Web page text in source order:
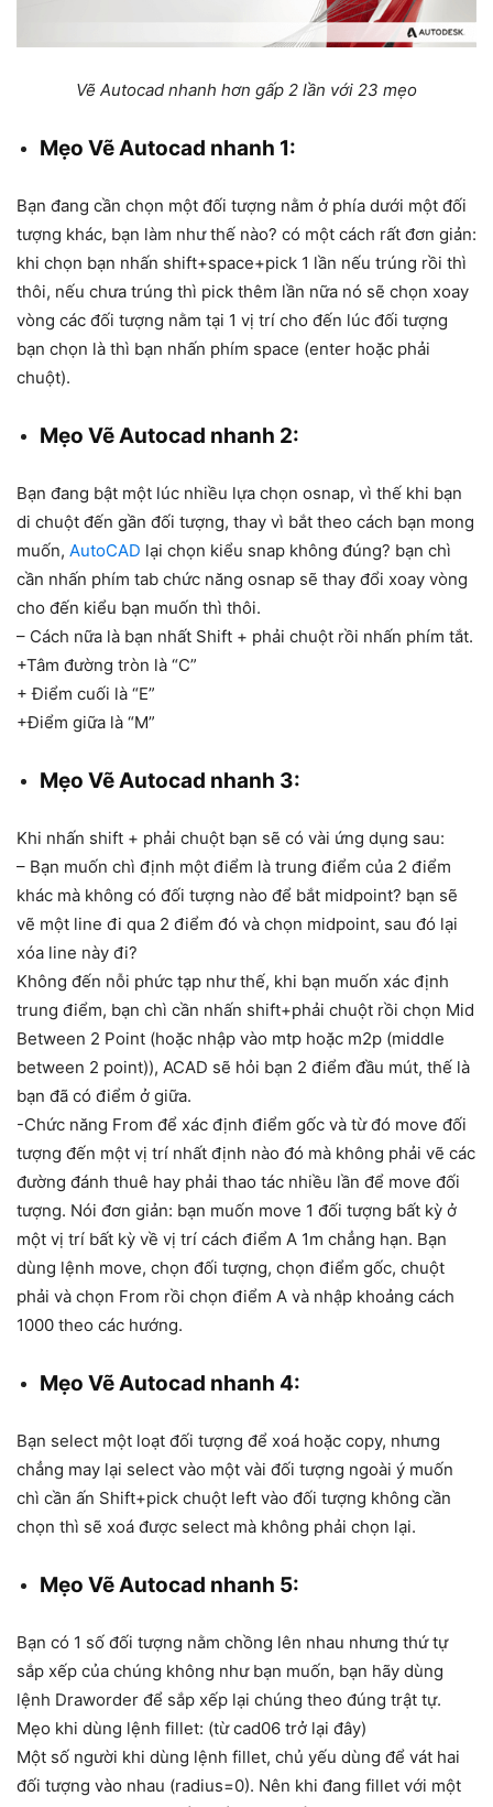
Vẽ Autocad nhanh hơn gấp 2 lần với 23 mẹo
Mẹo Vẽ Autocad nhanh 1:
Bạn đang cần chọn một đối tượng nằm ở phía dưới một đối
tượng khác, bạn làm như thế nào? có một cách rất đơn giản:
khi chọn bạn nhấn shift+space+pick 1 lần nếu trúng rồi thì
thôi, nếu chưa trúng thì pick thêm lần nữa nó sẽ chọn xoay
vòng các đối tượng nằm tại 1 vị trí cho đến lúc đối tượng
bạn chọn là thì bạn nhấn phím space (enter hoặc phải
chuột).
Mẹo Vẽ Autocad nhanh 2:
Bạn đang bật một lúc nhiều lựa chọn osnap, vì thế khi bạn
di chuột đến gần đối tượng, thay vì bắt theo cách bạn mong
muốn, AutoCAD lại chọn kiểu snap không đúng? bạn chì
cần nhấn phím tab chức năng osnap sẽ thay đổi xoay vòng
cho đến kiểu bạn muốn thì thôi.
– Cách nữa là bạn nhất Shift + phải chuột rồi nhấn phím tắt.
+Tâm đường tròn là “C”
+ Điểm cuối là “E”
+Điểm giữa là “M”
Mẹo Vẽ Autocad nhanh 3:
Khi nhấn shift + phải chuột bạn sẽ có vài ứng dụng sau:
– Bạn muốn chì định một điểm là trung điểm của 2 điểm
khác mà không có đối tượng nào để bắt midpoint? bạn sẽ
vẽ một line đi qua 2 điểm đó và chọn midpoint, sau đó lại
xóa line này đi?
Không đến nỗi phức tạp như thế, khi bạn muốn xác định
trung điểm, bạn chì cần nhấn shift+phải chuột rồi chọn Mid
Between 2 Point (hoặc nhập vào mtp hoặc m2p (middle
between 2 point)), ACAD sẽ hỏi bạn 2 điểm đầu mút, thế là
bạn đã có điểm ở giữa.
-Chức năng From để xác định điểm gốc và từ đó move đối
tượng đến một vị trí nhất định nào đó mà không phải vẽ các
đường đánh thuê hay phải thao tác nhiều lần để move đối
tượng. Nói đơn giản: bạn muốn move 1 đối tượng bất kỳ ở
một vị trí bất kỳ về vị trí cách điểm A 1m chẳng hạn. Bạn
dùng lệnh move, chọn đối tượng, chọn điểm gốc, chuột
phải và chọn From rồi chọn điểm A và nhập khoảng cách
1000 theo các hướng.
Mẹo Vẽ Autocad nhanh 4:
Bạn select một loạt đối tượng để xoá hoặc copy, nhưng
chẳng may lại select vào một vài đối tượng ngoài ý muốn
chì cần ấn Shift+pick chuột left vào đối tượng không cần
chọn thì sẽ xoá được select mà không phải chọn lại.
Mẹo Vẽ Autocad nhanh 5:
Bạn có 1 số đối tượng nằm chồng lên nhau nhưng thứ tự
sắp xếp của chúng không như bạn muốn, bạn hãy dùng
lệnh Draworder để sắp xếp lại chúng theo đúng trật tự.
Mẹo khi dùng lệnh fillet: (từ cad06 trở lại đây)
Một số người khi dùng lệnh fillet, chủ yếu dùng để vát hai
đối tượng vào nhau (radius=0). Nên khi đang fillet với một